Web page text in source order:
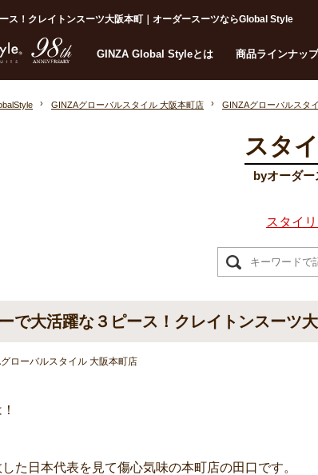
ス！クレイトンスーツ大阪本町｜オーダースーツならGlobal Style
GINZA Global Styleとは 商品ラインナップ
GINZAグローバルスタイル 大阪本町店 GINZAグローバルスタ
スタ
byオーダ
スタイ
で大活躍な３ピース！クレイトンスーツ
ローバルスタイル 大阪本町店
た日本代表を見て傷心気味の本町店の田口です。